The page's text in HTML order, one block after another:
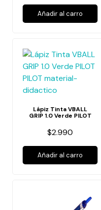
Añadir al carro
Lápiz Tinta VBALL
GRIP 1.0 Verde PILOT
$2.990
Añadir al carro